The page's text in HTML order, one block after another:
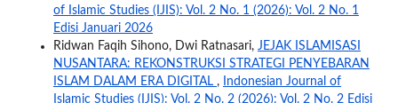
of Islamic Studies (IJIS): Vol. 2 No. 1 (2026): Vol. 2 No. 1
Edisi Januari 2026
Ridwan Faqih Sihono, Dwi Ratnasari, JEJAK ISLAMISASI
NUSANTARA: REKONSTRUKSI STRATEGI PENYEBARAN
ISLAM DALAM ERA DIGITAL ,
Indonesian Journal of
Islamic Studies (IJIS): Vol. 2 No. 2 (2026): Vol. 2 No. 2 Edisi